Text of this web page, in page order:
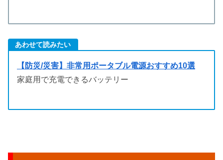
あわせて読みたい
【防災/災害】非常用ポータブル電源おすすめ10選
家庭用で充電できるバッテリー